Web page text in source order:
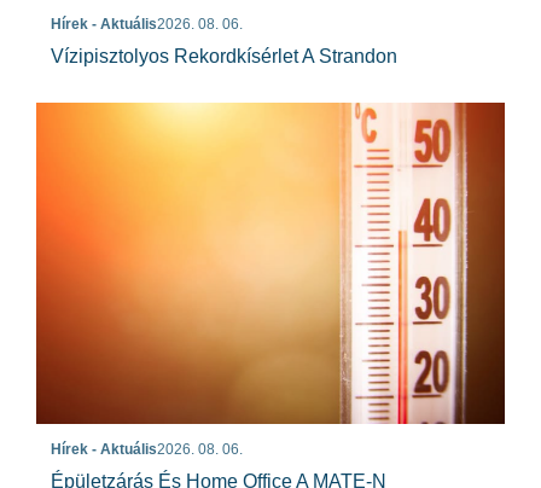
Hírek - Aktuális2026. 08. 06.
Vízipisztolyos Rekordkísérlet A Strandon
Hírek - Aktuális2026. 08. 06.
Épületzárás És Home Office A MATE-N